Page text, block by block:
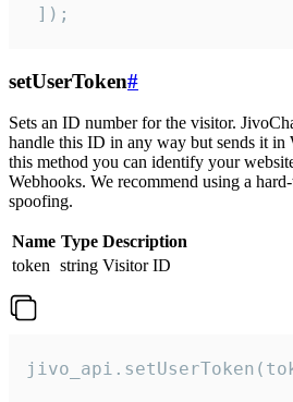
]);
setUserToken#
Sets an ID number for the visitor.
handle this ID in any way but sends it in
this method you can identify your
Webhooks. We recommend using a
spoofing.
Name Type Description
token string Visitor ID